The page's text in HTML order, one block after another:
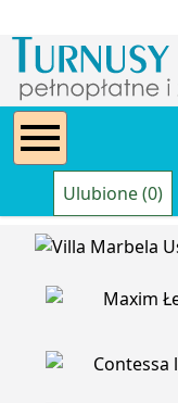
Ulubione (0)